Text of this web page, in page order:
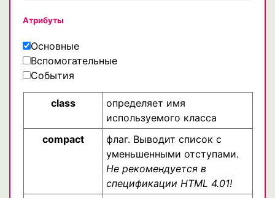
Атрибуты
Основные
Вспомогательные
События
class
определяет имя
используемого класса
compact
флаг. Выводит список с
уменьшенными отступами.
Не рекомендуется в
спецификации HTML 4.01!